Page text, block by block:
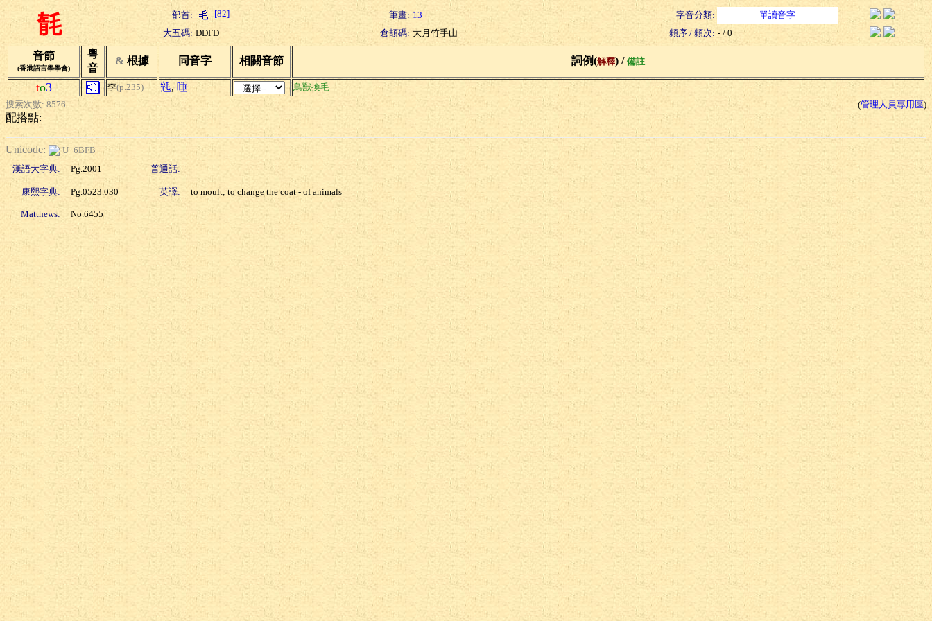
毻 部首: [82] 筆畫: 13 字音分類:
單讀音字
大五碼: DDFD 倉頡碼: 大月竹手山 頻序 / 頻次: - / 0
音節
(香港語言學學會)
粵
音
& 根據 同音字 相關音節 詞例(解釋) / 備註
to3 李(p.235) 毤, 唾
鳥獸換毛
搜索次數: 8576
(管理人員專用區)
配搭點:
Unicode:
U+6BFB
漢語大字典:
Pg.2001 普通話:
康熙字典: Pg.0523.030 英譯: to moult; to change the coat - of animals
Matthews: No.6455